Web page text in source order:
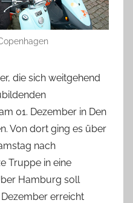
die sich weitgehend
01. Dezember in Den
Von dort ging es über
nach
Truppe in eine
Hamburg soll
erreicht